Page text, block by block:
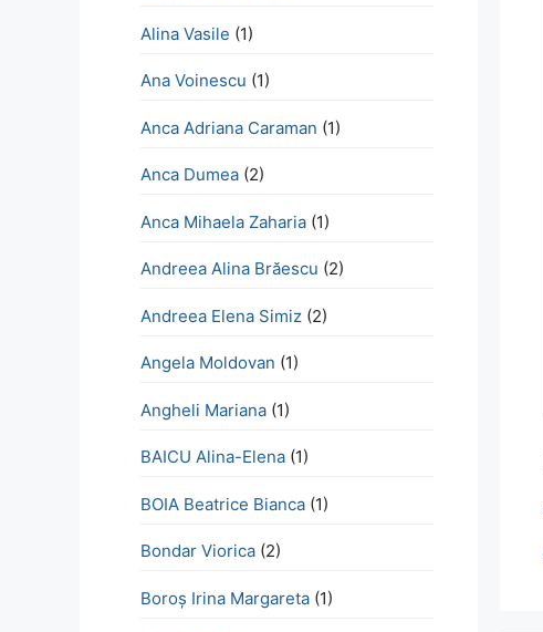
Alina Vasile (1)
Ana Voinescu (1)
Anca Adriana Caraman (1)
Anca Dumea (2)
Anca Mihaela Zaharia (1)
Andreea Alina Brăescu (2)
Andreea Elena Simiz (2)
Angela Moldovan (1)
Angheli Mariana (1)
BAICU Alina-Elena (1)
BOIA Beatrice Bianca (1)
Bondar Viorica (2)
Boroş Irina Margareta (1)